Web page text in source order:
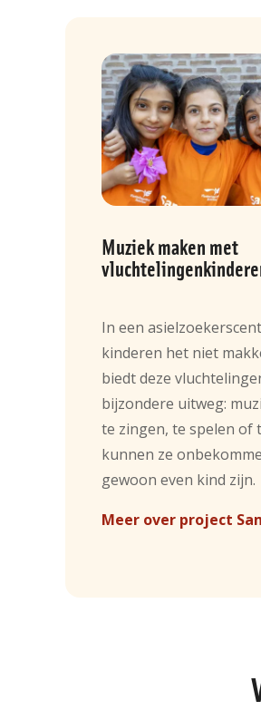
Muziek maken met
In een
kinderen het niet
biedt deze
bijzondere uitweg:
te zingen, te spelen of
kunnen ze
gewoon even kind zijn.
Meer over project